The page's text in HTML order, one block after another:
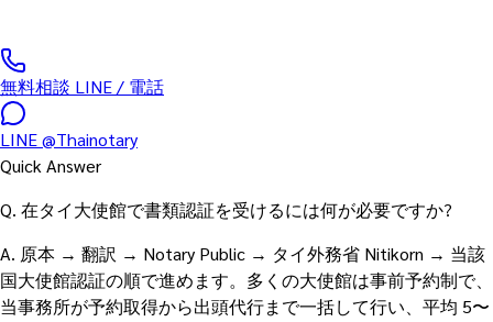
無料相談 LINE / 電話
LINE@Thainotary
Quick Answer
Q. 在タイ大使館で書類認証を受けるには何が必要ですか?
A. 原本 → 翻訳 → Notary Public → タイ外務省 Nitikorn → 当該
国大使館認証の順で進めます。多くの大使館は事前予約制で、
当事務所が予約取得から出頭代行まで一括して行い、平均 5〜